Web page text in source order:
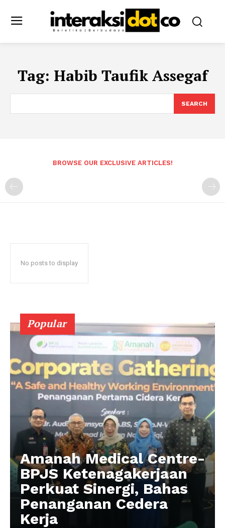
Tag: Habib Taufik Assegaf
SEARCH
BROWSE OUR EXCLUSIVE ARTICLES!
No posts to display
Popular
Amanah Medical Centre-
BPJS Ketenagakerjaan
Perkuat Sinergi, Bahas
Penanganan Cedera
Kerja